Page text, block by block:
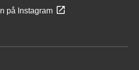
på Instagram